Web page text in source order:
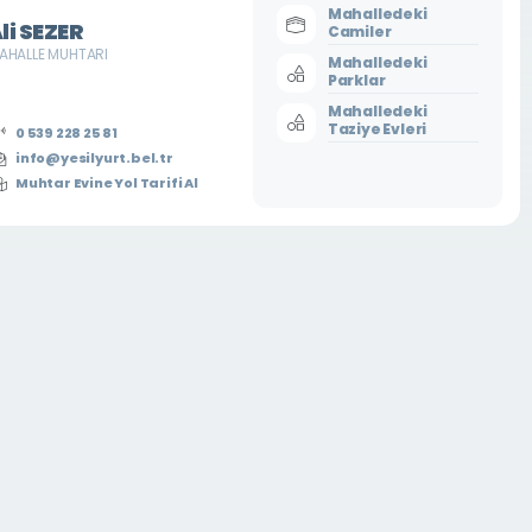
SEZER
MUHTARI
0 539 228 25 81
info@yesilyurt.bel.tr
Muhtar Evine Yol Tarifi Al
Mahalledeki
Camiler
Mahalledeki
Parklar
Mahalledeki
Taziye Evleri